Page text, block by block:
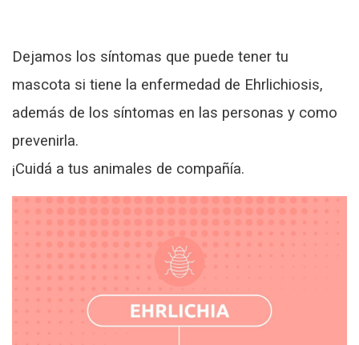
Dejamos los síntomas que puede tener tu
mascota si tiene la enfermedad de Ehrlichiosis,
además de los síntomas en las personas y como
prevenirla.
¡Cuidá a tus animales de compañía.